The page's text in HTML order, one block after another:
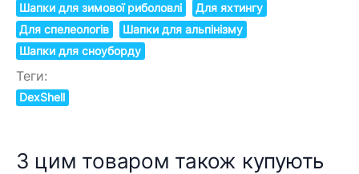
Шапки для зимової риболовлі
Для яхтингу
Для спелеологів
Шапки для альпінізму
Шапки для сноуборду
Теги:
DexShell
З цим товаром також купують